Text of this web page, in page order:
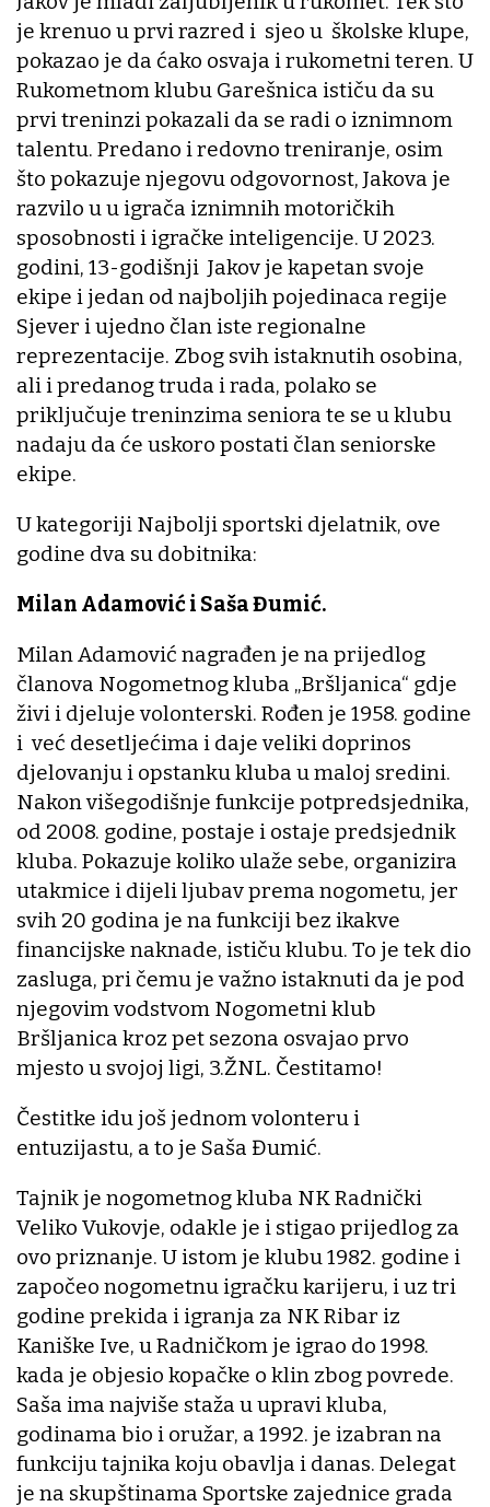
je krenuo u prvi razred i sjeo u školske klupe,
pokazao je da ćako osvaja i rukometni teren. U
Rukometnom klubu Garešnica ističu da su
prvi treninzi pokazali da se radi o iznimnom
talentu. Predano i redovno treniranje, osim
što pokazuje njegovu odgovornost, Jakova je
razvilo u u igrača iznimnih motoričkih
sposobnosti i igračke inteligencije. U 2023.
godini, 13-godišnji Jakov je kapetan svoje
ekipe i jedan od najboljih pojedinaca regije
Sjever i ujedno član iste regionalne
reprezentacije. Zbog svih istaknutih osobina,
ali i predanog truda i rada, polako se
priključuje treninzima seniora te se u klubu
nadaju da će uskoro postati član seniorske
ekipe.
U kategoriji Najbolji sportski djelatnik, ove
godine dva su dobitnika:
Milan Adamović i Saša Đumić.
Milan Adamović nagrađen je na prijedlog
članova Nogometnog kluba „Bršljanica“ gdje
živi i djeluje volonterski. Rođen je 1958. godine
i već desetljećima i daje veliki doprinos
djelovanju i opstanku kluba u maloj sredini.
Nakon višegodišnje funkcije potpredsjednika,
od 2008. godine, postaje i ostaje predsjednik
kluba. Pokazuje koliko ulaže sebe, organizira
utakmice i dijeli ljubav prema nogometu, jer
svih 20 godina je na funkciji bez ikakve
financijske naknade, ističu klubu. To je tek dio
zasluga, pri čemu je važno istaknuti da je pod
njegovim vodstvom Nogometni klub
Bršljanica kroz pet sezona osvajao prvo
mjesto u svojoj ligi, 3.ŽNL. Čestitamo!
Čestitke idu još jednom volonteru i
entuzijastu, a to je Saša Đumić.
Tajnik je nogometnog kluba NK Radnički
Veliko Vukovje, odakle je i stigao prijedlog za
ovo priznanje. U istom je klubu 1982. godine i
započeo nogometnu igračku karijeru, i uz tri
godine prekida i igranja za NK Ribar iz
Kaniške Ive, u Radničkom je igrao do 1998.
kada je objesio kopačke o klin zbog povrede.
Saša ima najviše staža u upravi kluba,
godinama bio i oružar, a 1992. je izabran na
funkciju tajnika koju obavlja i danas. Delegat
je na skupštinama Sportske zajednice grada